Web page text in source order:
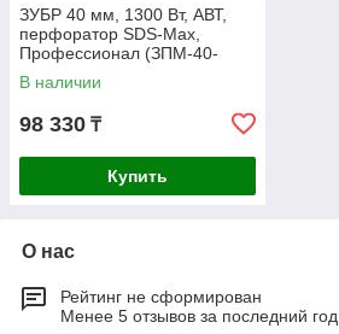
ЗУБР 40 мм, 1300 Вт, АВТ,
перфоратор SDS-Max,
Профессионал (ЗПМ-40-
1300 ЭВ)
В наличии
98 330 ₸
Купить
О нас
Рейтинг не сформирован
Менее 5 отзывов за последний год